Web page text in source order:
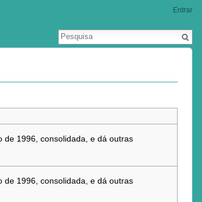
de 1996, consolidada, e dá outras
de 1996, consolidada, e dá outras
Entrar